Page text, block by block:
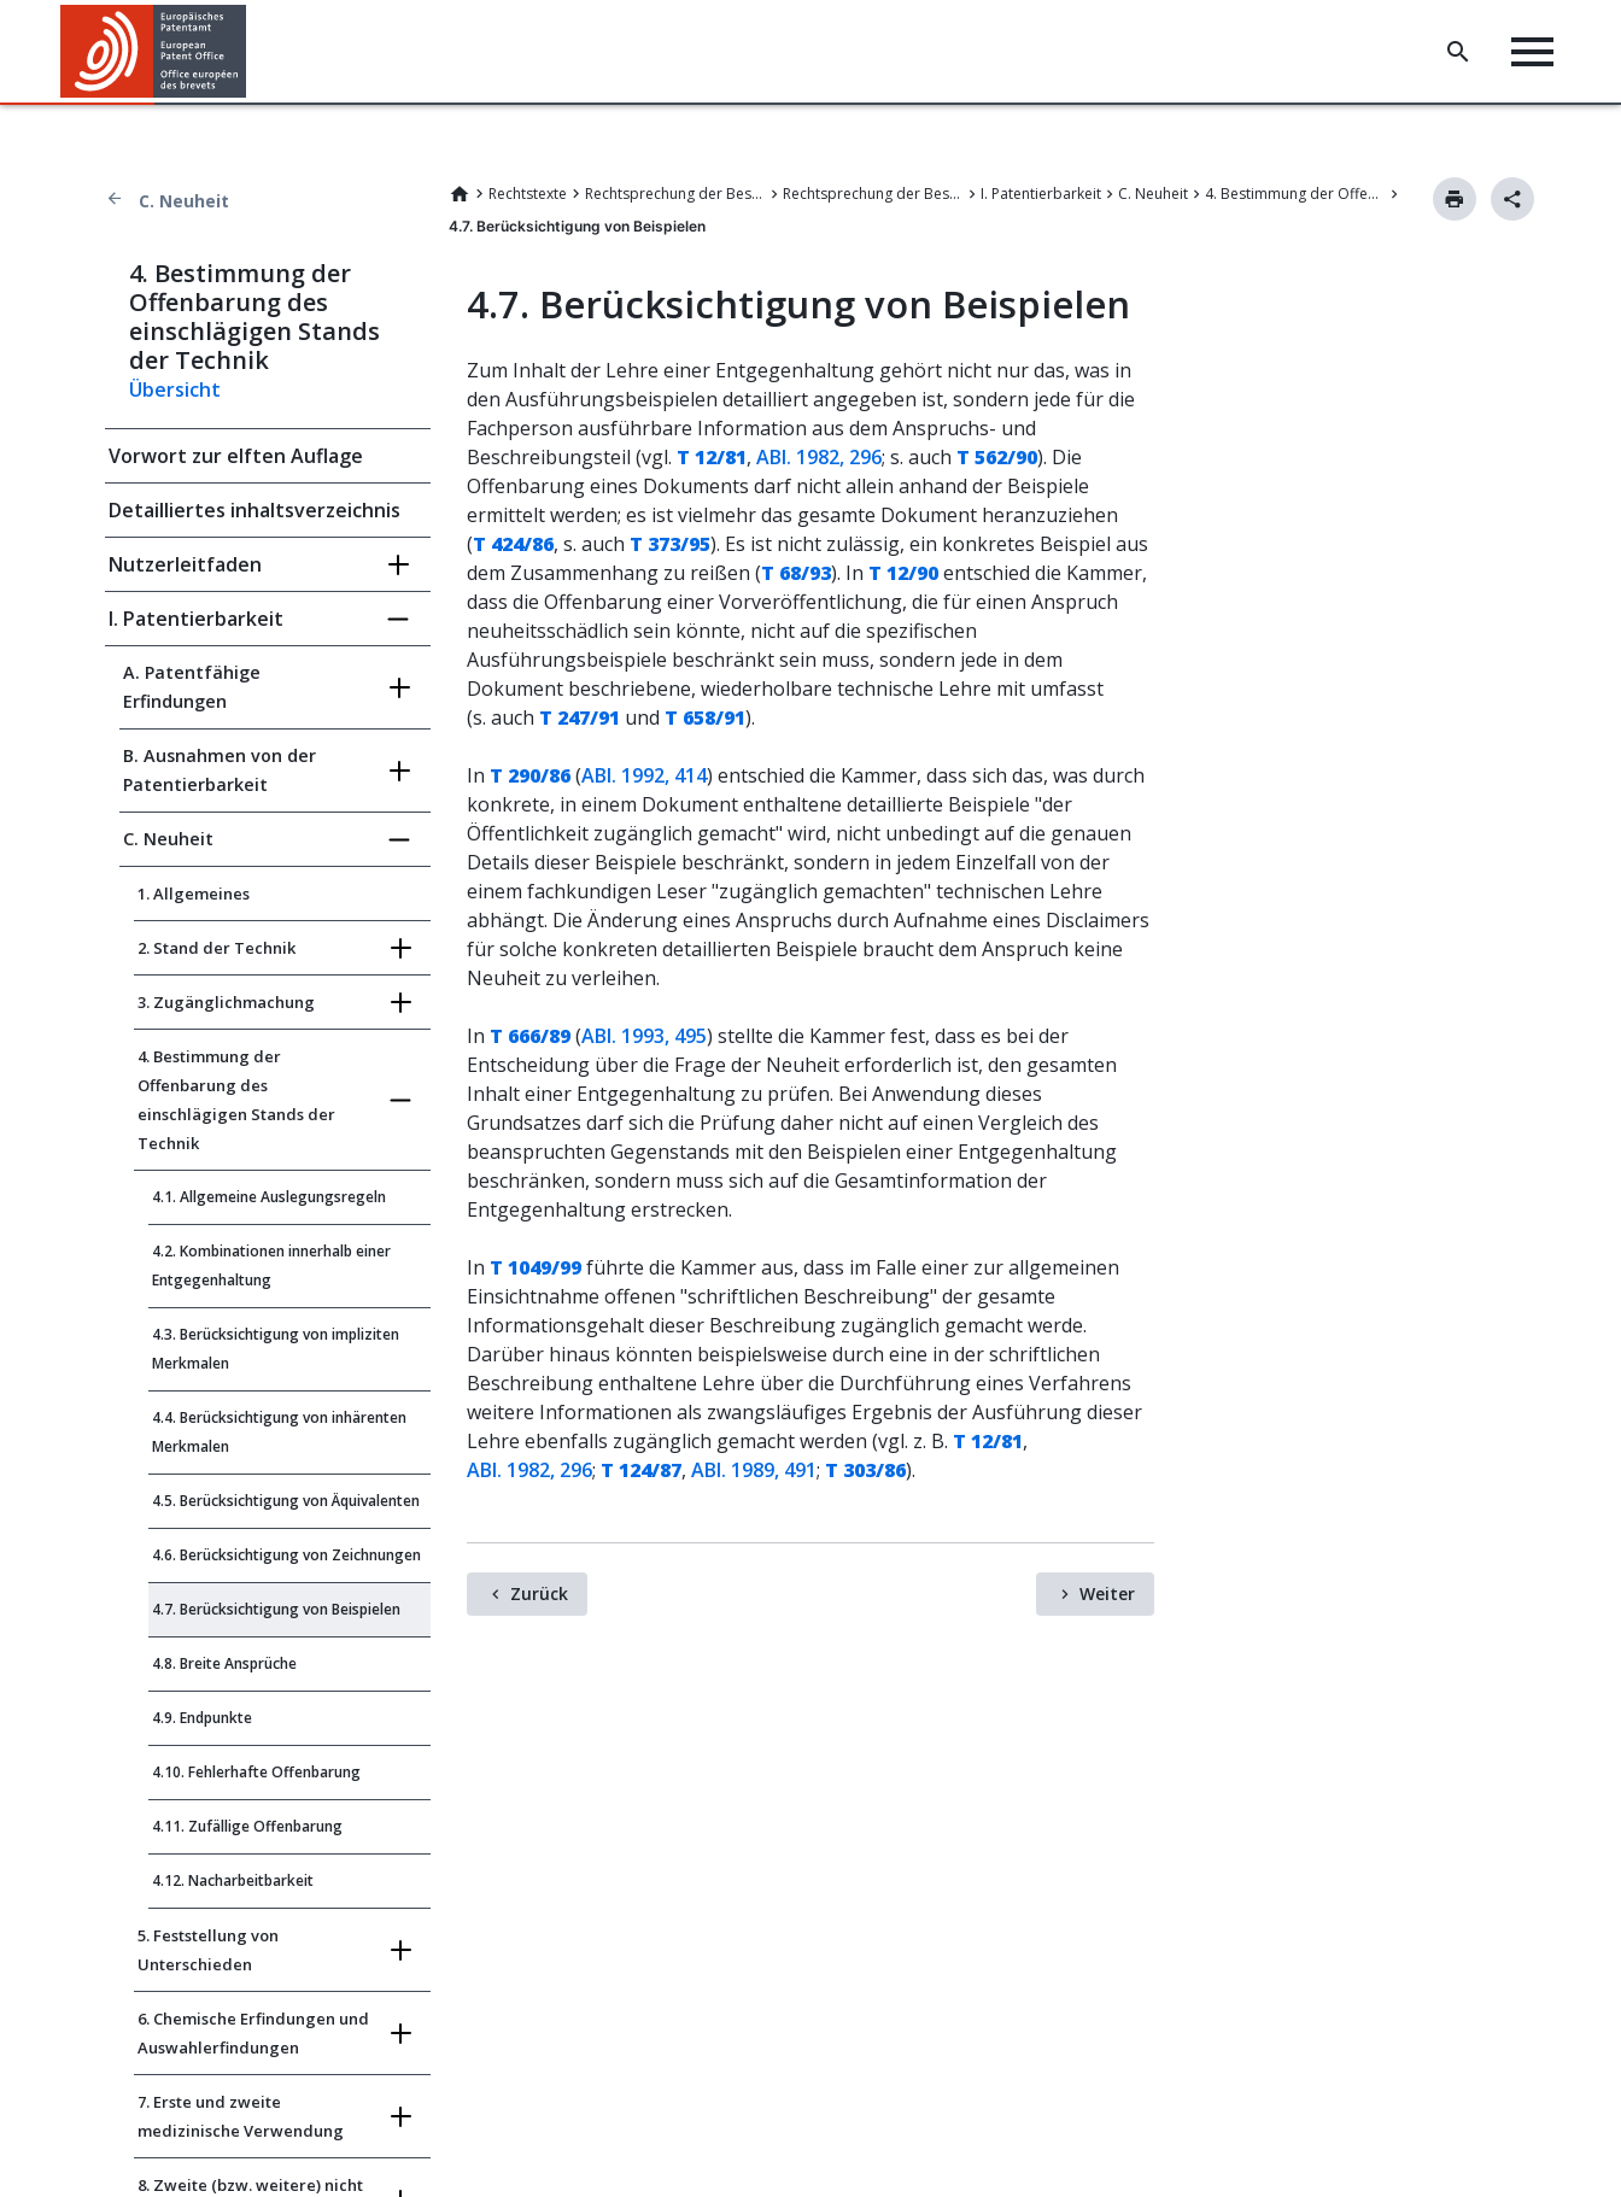
C. Neuheit Rechtstexte Rechtsprechung der Beschwerdekammern des EPA Rechtsprechung der Beschwerdekammern des Europäischen Patentamts I. Patentierbarkeit C. Neuheit 4. Bestimmung der Offenbarung des einschlägigen Stands der Technik
4.7. Berücksichtigung von Beispielen
4. Bestimmung der
Offenbarung des
einschlägigen Stands
der Technik
Übersicht
Vorwort zur elften Auflage
Detailliertes inhaltsverzeichnis
Nutzerleitfaden
I. Patentierbarkeit
A. Patentfähige
Erfindungen
B. Ausnahmen von der
Patentierbarkeit
C. Neuheit
1. Allgemeines
2. Stand der Technik
3. Zugänglichmachung
4. Bestimmung der
Offenbarung des
einschlägigen Stands der
Technik
4.1. Allgemeine Auslegungsregeln
4.2. Kombinationen innerhalb einer
Entgegenhaltung
4.3. Berücksichtigung von impliziten
Merkmalen
4.4. Berücksichtigung von inhärenten
Merkmalen
4.5. Berücksichtigung von Äquivalenten
4.6. Berücksichtigung von Zeichnungen
4.7. Berücksichtigung von Beispielen
4.8. Breite Ansprüche
4.9. Endpunkte
4.10. Fehlerhafte Offenbarung
4.11. Zufällige Offenbarung
4.12. Nacharbeitbarkeit
5. Feststellung von
Unterschieden
6. Chemische Erfindungen und
Auswahlerfindungen
7. Erste und zweite
medizinische Verwendung
8. Zweite (bzw. weitere) nicht
4.7. Berücksichtigung von Beispielen
Zum Inhalt der Lehre einer Entgegenhaltung gehört nicht nur das, was in
den Ausführungsbeispielen detailliert angegeben ist, sondern jede für die
Fachperson ausführbare Information aus dem Anspruchs- und
Beschreibungsteil (vgl. T 12/81, ABl. 1982, 296; s. auch T 562/90). Die
Offenbarung eines Dokuments darf nicht allein anhand der Beispiele
ermittelt werden; es ist vielmehr das gesamte Dokument heranzuziehen
(T 424/86, s. auch T 373/95). Es ist nicht zulässig, ein konkretes Beispiel aus
dem Zusammenhang zu reißen (T 68/93). In T 12/90entschied die Kammer,
dass die Offenbarung einer Vorveröffentlichung, die für einen Anspruch
neuheitsschädlich sein könnte, nicht auf die spezifischen
Ausführungsbeispiele beschränkt sein muss, sondern jede in dem
Dokument beschriebene, wiederholbare technische Lehre mit umfasst
(s. auch T 247/91 und T 658/91).
In T 290/86(ABl. 1992, 414) entschied die Kammer, dass sich das, was durch
konkrete, in einem Dokument enthaltene detaillierte Beispiele "der
Öffentlichkeit zugänglich gemacht" wird, nicht unbedingt auf die genauen
Details dieser Beispiele beschränkt, sondern in jedem Einzelfall von der
einem fachkundigen Leser "zugänglich gemachten" technischen Lehre
abhängt. Die Änderung eines Anspruchs durch Aufnahme eines Disclaimers
für solche konkreten detaillierten Beispiele braucht dem Anspruch keine
Neuheit zu verleihen.
In T 666/89(ABl. 1993, 495) stellte die Kammer fest, dass es bei der
Entscheidung über die Frage der Neuheit erforderlich ist, den gesamten
Inhalt einer Entgegenhaltung zu prüfen. Bei Anwendung dieses
Grundsatzes darf sich die Prüfung daher nicht auf einen Vergleich des
beanspruchten Gegenstands mit den Beispielen einer Entgegenhaltung
beschränken, sondern muss sich auf die Gesamtinformation der
Entgegenhaltung erstrecken.
In T 1049/99führte die Kammer aus, dass im Falle einer zur allgemeinen
Einsichtnahme offenen "schriftlichen Beschreibung" der gesamte
Informationsgehalt dieser Beschreibung zugänglich gemacht werde.
Darüber hinaus könnten beispielsweise durch eine in der schriftlichen
Beschreibung enthaltene Lehre über die Durchführung eines Verfahrens
weitere Informationen als zwangsläufiges Ergebnis der Ausführung dieser
Lehre ebenfalls zugänglich gemacht werden (vgl. z. B. T 12/81,
ABl. 1982, 296; T 124/87, ABl. 1989, 491; T 303/86).
Zurück Weiter